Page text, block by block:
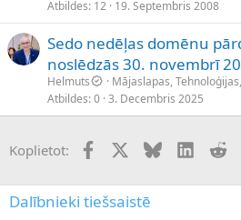
Atbildes 12 19. Septembris 2008
Sedo nedēļas domēnu
noslēdzās 30. novembrī
Helmuts
Mājaslapas,
Atbildes 0 3. Decembris 2025
Koplietot: FacebookX (Twitter)
Bluesky
Dalībnieki tiešsaistē